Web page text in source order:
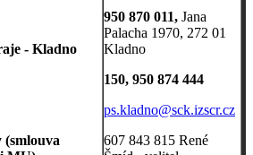
- Kladno
950 870 011, Jana
Palacha 1970, 272 01
Kladno
150, 950 874 444
ps.kladno@sck.izscr.cz
607 843 815 René